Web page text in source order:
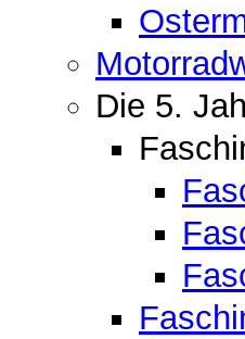
Die 5.